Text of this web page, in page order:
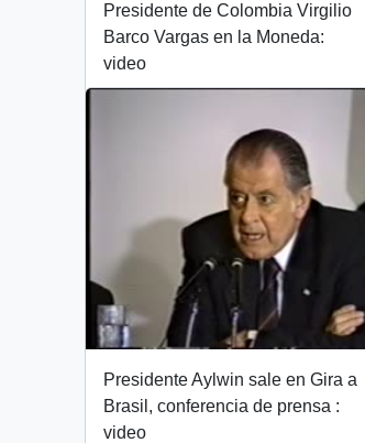
Presidente de Colombia Virgilio
Barco Vargas en la Moneda:
video
Presidente Aylwin sale en Gira a
Brasil, conferencia de prensa :
video